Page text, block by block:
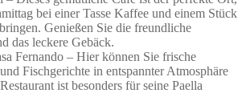
bei einer Tasse Kaffee und einem Stück
Genießen Sie die freundliche
das leckere Gebäck.
Fernando – Hier können Sie frische
Fischgerichte in entspannter Atmosphäre
ist besonders für seine Paella